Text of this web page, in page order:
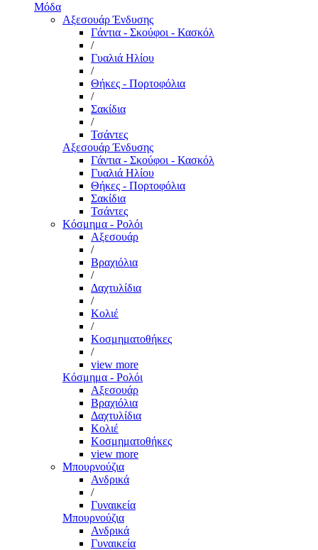
Μόδα
Αξεσουάρ Ένδυσης
Γάντια - Σκούφοι - Κασκόλ
/
Γυαλιά Ηλίου
/
Θήκες - Πορτοφόλια
/
Σακίδια
/
Τσάντες
Αξεσουάρ Ένδυσης
Γάντια - Σκούφοι - Κασκόλ
Γυαλιά Ηλίου
Θήκες - Πορτοφόλια
Σακίδια
Τσάντες
Κόσμημα - Ρολόι
Αξεσουάρ
/
Βραχιόλια
/
Δαχτυλίδια
/
Κολιέ
/
Κοσμηματοθήκες
/
view more
Κόσμημα - Ρολόι
Αξεσουάρ
Βραχιόλια
Δαχτυλίδια
Κολιέ
Κοσμηματοθήκες
view more
Μπουρνούζια
Ανδρικά
/
Γυναικεία
Μπουρνούζια
Ανδρικά
Γυναικεία